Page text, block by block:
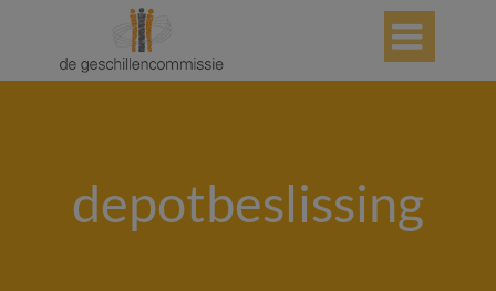

depotbeslissing